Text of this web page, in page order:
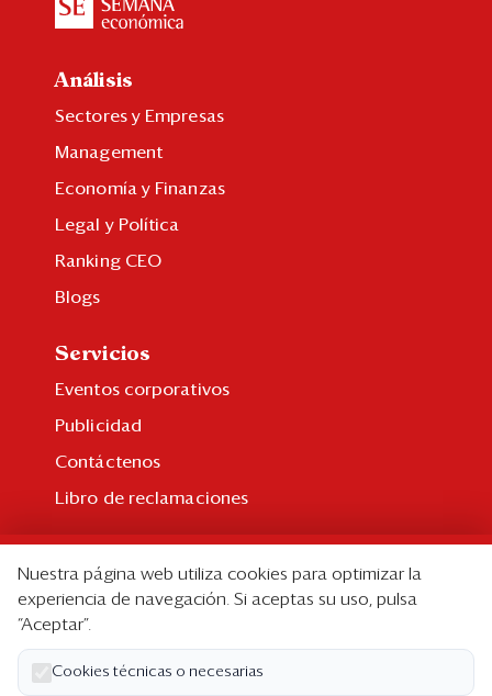
Análisis
Sectores y Empresas
Management
Economía y Finanzas
Legal y Política
Ranking CEO
Blogs
Servicios
Eventos corporativos
Publicidad
Contáctenos
Libro de reclamaciones
Suscripción individual
Paquetes corporativos
Edición Impresa
Nuestra página web utiliza cookies para optimizar la
experiencia de navegación. Si aceptas su uso, pulsa
“Aceptar”.
Cookies técnicas o necesarias